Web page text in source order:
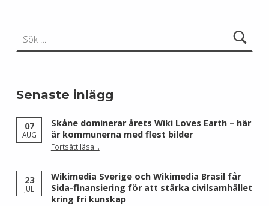
Senaste inlägg
07
AUG
Skåne dominerar årets Wiki Loves Earth – här
är kommunerna med flest bilder
Fortsätt läsa“Skåne dominerar årets Wiki Loves Earth – här är kommunerna med flest bilder”
…
23
JUL
Wikimedia Sverige och Wikimedia Brasil får
Sida-finansiering för att stärka civilsamhället
kring fri kunskap